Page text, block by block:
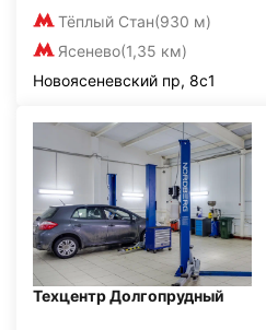
Тёплый Стан(930 м)
Ясенево(1,35 км)
Новоясеневский пр, 8с1
Техцентр Долгопрудный